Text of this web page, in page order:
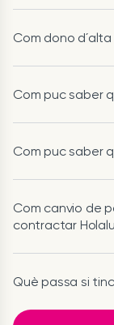
Com dono
Com puc saber
Com puc saber
Com canvio de
contractar
Què passa si